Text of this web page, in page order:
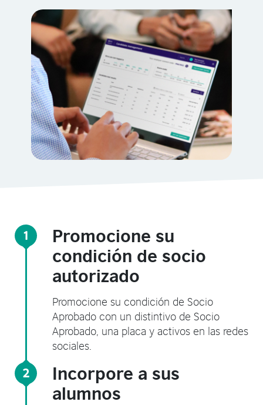
1 Promocione su
condición de socio
autorizado
Promocione su condición de Socio
Aprobado con un distintivo de Socio
Aprobado, una placa y activos en las redes
sociales.
2
Incorpore a sus
alumnos